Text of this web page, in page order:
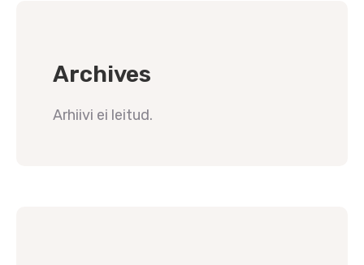
Archives
Arhiivi ei leitud.